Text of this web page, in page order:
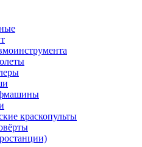
краскопульты